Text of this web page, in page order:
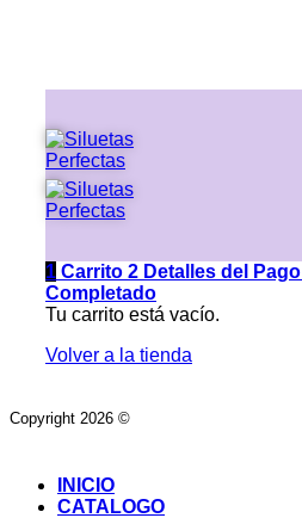
1 Carrito 2 Detalles del Pago
Completado
Tu carrito está vacío.
Volver a la tienda
Copyright 2026 ©
INICIO
CATALOGO